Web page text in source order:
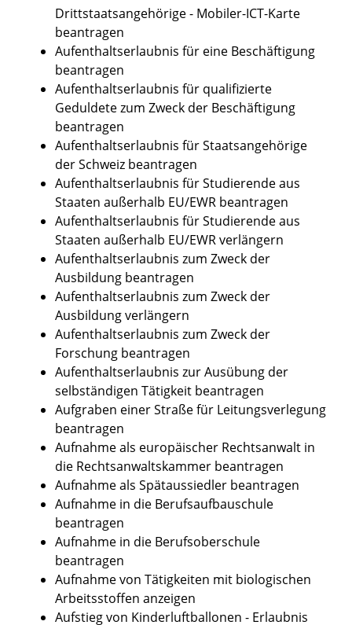
Drittstaatsangehörige - Mobiler-ICT-Karte
beantragen
Aufenthaltserlaubnis für eine Beschäftigung
beantragen
Aufenthaltserlaubnis für qualifizierte
Geduldete zum Zweck der Beschäftigung
beantragen
Aufenthaltserlaubnis für Staatsangehörige
der Schweiz beantragen
Aufenthaltserlaubnis für Studierende aus
Staaten außerhalb EU/EWR beantragen
Aufenthaltserlaubnis für Studierende aus
Staaten außerhalb EU/EWR verlängern
Aufenthaltserlaubnis zum Zweck der
Ausbildung beantragen
Aufenthaltserlaubnis zum Zweck der
Ausbildung verlängern
Aufenthaltserlaubnis zum Zweck der
Forschung beantragen
Aufenthaltserlaubnis zur Ausübung der
selbständigen Tätigkeit beantragen
Aufgraben einer Straße für Leitungsverlegung
beantragen
Aufnahme als europäischer Rechtsanwalt in
die Rechtsanwaltskammer beantragen
Aufnahme als Spätaussiedler beantragen
Aufnahme in die Berufsaufbauschule
beantragen
Aufnahme in die Berufsoberschule
beantragen
Aufnahme von Tätigkeiten mit biologischen
Arbeitsstoffen anzeigen
Aufstieg von Kinderluftballonen - Erlaubnis